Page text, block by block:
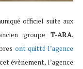
officiel suite aux
groupe T-ARA.
ont quitté l’agence
évènement, l’agence